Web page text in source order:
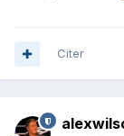
Citer